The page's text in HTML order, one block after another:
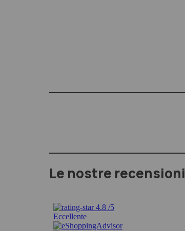
Le nostre recensioni